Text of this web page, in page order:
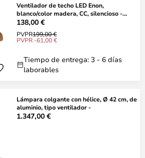
Ventilador de techo LED Enon,
blanco/color madera, CC, silencioso -
Lindby
138,00 €
PVPR199,00 €
PVPR -61,00 €
Tiempo de entrega: 3 - 6 días
laborables
Lámpara colgante con hélice, Ø 42 cm, de
aluminio, tipo ventilador -
1.347,00 €